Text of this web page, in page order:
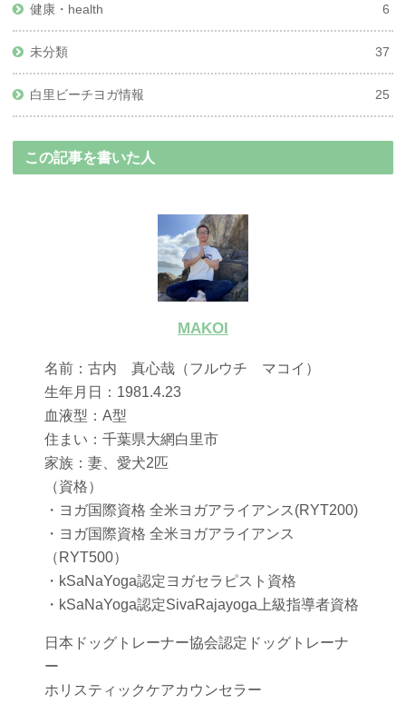
健康・health 6
未分類 37
白里ビーチヨガ情報 25
この記事を書いた人
MAKOI
名前：古内 真心哉（フルウチ マコイ）
生年月日：1981.4.23
血液型：A型
住まい：千葉県大網白里市
家族：妻、愛犬2匹
（資格）
・ヨガ国際資格 全米ヨガアライアンス(RYT200)
・ヨガ国際資格 全米ヨガアライアンス
（RYT500）
・kSaNaYoga認定ヨガセラピスト資格
・kSaNaYoga認定SivaRajayoga上級指導者資格
日本ドッグトレーナー協会認定ドッグトレーナ
ー
ホリスティックケアカウンセラー